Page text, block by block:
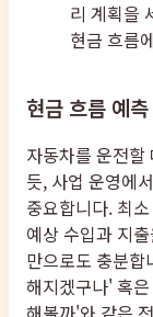
리 계획을
현금 흐름
현금 흐름 예
자동차를 운전할
듯, 사업 운영에
중요합니다. 최
예상 수입과 지
만으로도 충분
해지겠구나' 혹